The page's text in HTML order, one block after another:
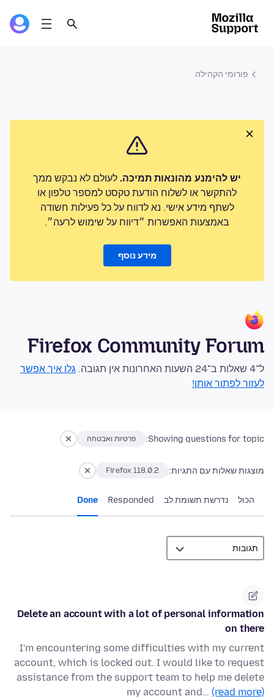
פורומי הקהילה
יש להימנע מהונאות תמיכה. לעולם לא נבקש ממך
להתקשר או לשלוח הודעת טקסט למספר טלפון או
לשתף מידע אישי. נא לדווח על כל פעילות חשודה
באמצעות האפשרות ״דיווח על שימוש לרעה״.
מידע נוסף
Firefox Community Forum
ל־4 שאלות ב־24 השעות האחרונות אין תגובה.
גלו איך אפשר
לעזור לפתור אותן!
Showing questions for topic: פרטיות ואבטחה
מוצגות שאלות עם התגיות: Firefox 118.0.2
הכול נדרשת תשומת לב Responded
Done
Delete an account with a lot of personal information
on there
I'm encountering some difficulties with my current
account, which is locked out. I would like to request
assistance from the support team to help me delete
my account and… (read more)